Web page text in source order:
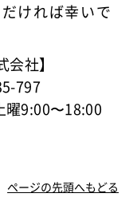
ければ幸いで
社】
797
9:00〜18:00
ページの先頭へもどる